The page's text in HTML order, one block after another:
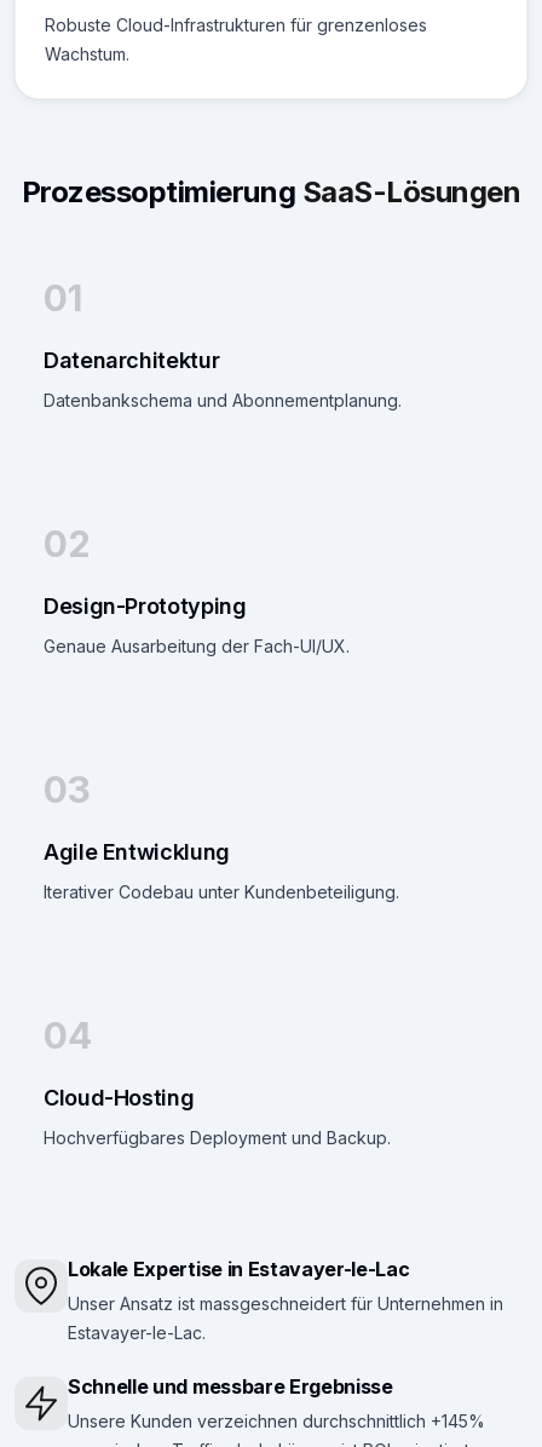
Robuste Cloud-Infrastrukturen für grenzenloses
Wachstum.
Prozessoptimierung SaaS-Lösungen
01
Datenarchitektur
Datenbankschema und Abonnementplanung.
02
Design-Prototyping
Genaue Ausarbeitung der Fach-UI/UX.
03
Agile Entwicklung
Iterativer Codebau unter Kundenbeteiligung.
04
Cloud-Hosting
Hochverfügbares Deployment und Backup.
Lokale Expertise in Estavayer-le-Lac
Unser Ansatz ist massgeschneidert für Unternehmen in
Estavayer-le-Lac.
Schnelle und messbare Ergebnisse
Unsere Kunden verzeichnen durchschnittlich +145%